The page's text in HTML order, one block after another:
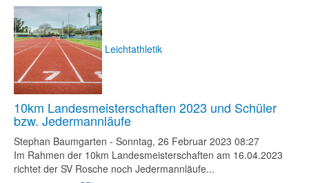
Leichtathletik
10km Landesmeisterschaften 2023 und Schüler
bzw. Jedermannläufe
Stephan Baumgarten - Sonntag, 26 Februar 2023 08:27
Im Rahmen der 10km Landesmeisterschaften am 16.04.2023
richtet der SV Rosche noch Jedermannläufe...